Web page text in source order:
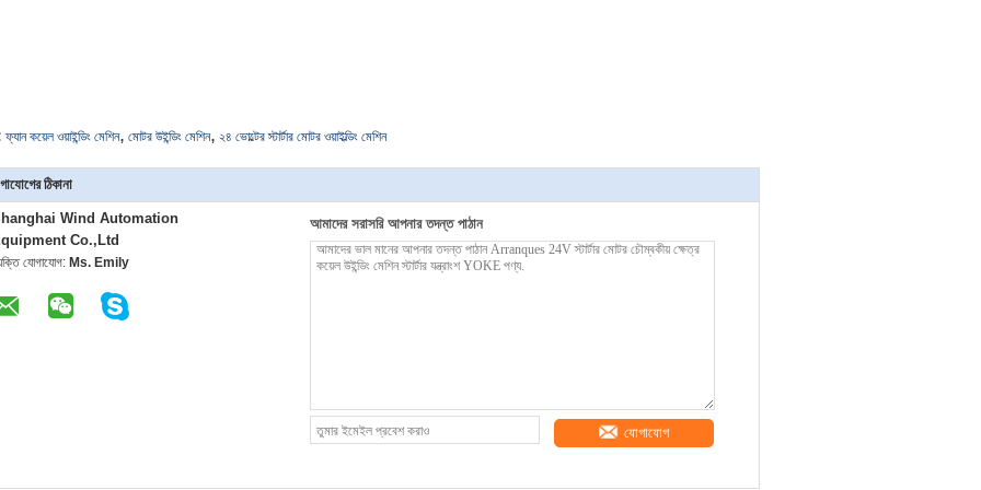
ফ্যান কয়েল ওয়াইন্ডিং মেশিন, মোটর উইন্ডিং মেশিন, ২৪ ভোল্টের স্টার্টার মোটর ওয়াইল্ডিং মেশিন
ঠিকানা
Wind Automation
Co.,Ltd
যোগাযোগ: Ms. Emily
আমাদের সরাসরি আপনার তদন্ত পাঠান
যোগাযোগ